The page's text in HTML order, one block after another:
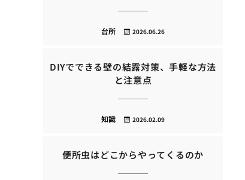
2026.06.26
台所
DIYでできる壁の結露対策、手軽な方法
と注意点
2026.02.09
知識
便所虫はどこからやってくるのか